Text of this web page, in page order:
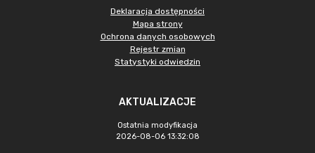
Deklaracja dostępności
Mapa strony
Ochrona danych osobowych
Rejestr zmian
Statystyki odwiedzin
AKTUALIZACJE
Ostatnia modyfikacja
2026-08-06 13:32:08